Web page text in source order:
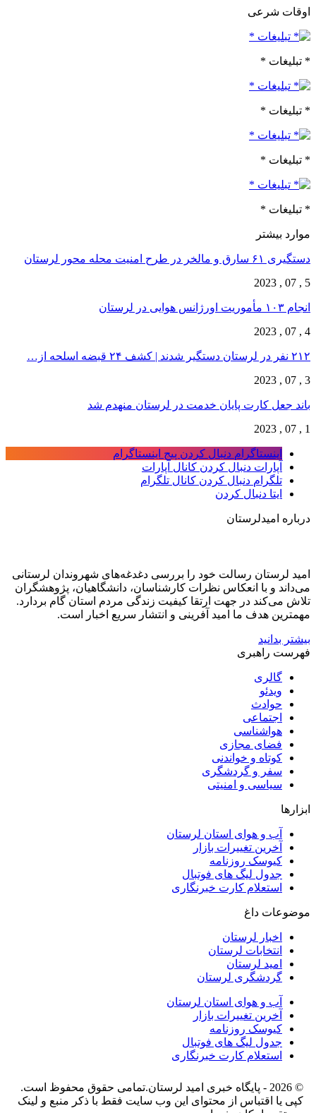
اوقات شرعی
* تبلیغات *
* تبلیغات *
* تبلیغات *
* تبلیغات *
موارد بیشتر
دستگیری ۶۱ سارق و مالخر در طرح امنیت محله محور لرستان
5 , 07 , 2023
انجام ۱۰۳ مأموریت اورژانس هوایی در لرستان
4 , 07 , 2023
۲۱۲ نفر در لرستان دستگیر شدند | کشف ۲۴ قبضه اسلحه از…
3 , 07 , 2023
باند جعل کارت پایان خدمت در لرستان منهدم شد
1 , 07 , 2023
اینستاگرام دنبال کردن پیج اینستاگرام
آپارات دنبال کردن کانال آپارات
تلگرام دنبال کردن کانال تلگرام
ایتا دنبال کردن
درباره امیدلرستان
امید لرستان رسالت خود را بررسی دغدغه‌های شهروندان لرستانی
می‌داند و با انعکاس نظرات کارشناسان، دانشگاهیان، پژوهشگران
تلاش می‌کند در جهت ارتقا کیفیت زندگی مردم استان گام بردارد.
مهمترین هدف ما امید آفرینی و انتشار سریع اخبار است.
بیشتر بدانید
فهرست راهبری
گالری
ویدئو
حوادث
اجتماعی
هواشناسی
فضای مجازی
کوتاه و خواندنی
سفر و گردشگری
سیاسی و امنیتی
ابزارها
آب و هوای استان لرستان
آخرین تغییرات بازار
کیوسک روزنامه
جدول لیگ های فوتبال
استعلام کارت خبرنگاری
موضوعات داغ
اخبار لرستان
انتخابات لرستان
امید لرستان
گردشگری لرستان
آب و هوای استان لرستان
آخرین تغییرات بازار
کیوسک روزنامه
جدول لیگ های فوتبال
استعلام کارت خبرنگاری
© 2026 - پایگاه خبری اميد لرستان.تمامی حقوق محفوظ است.
کپی یا اقتباس از محتوای این وب سایت فقط با ذکر منبع و لینک